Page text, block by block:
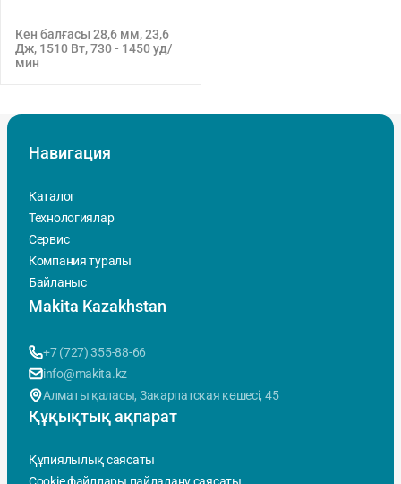
Кен балғасы 28,6 мм, 23,6
Дж, 1510 Вт, 730 - 1450 уд/
мин
Навигация
Каталог
Технологиялар
Сервис
Компания туралы
Байланыс
Makita Kazakhstan
+7 (727) 355-88-66
info@makita.kz
Алматы қаласы, Закарпатская көшесi, 45
Құқықтық ақпарат
Құпиялылық саясаты